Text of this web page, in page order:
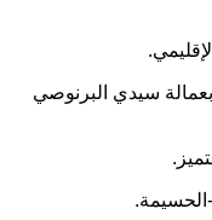
الناظور، ثم بعمالة سيدي البرنوصي
الحسيمة.